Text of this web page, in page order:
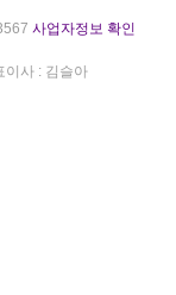
사업자정보 확인
이사 : 김슬아